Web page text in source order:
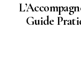
Guide